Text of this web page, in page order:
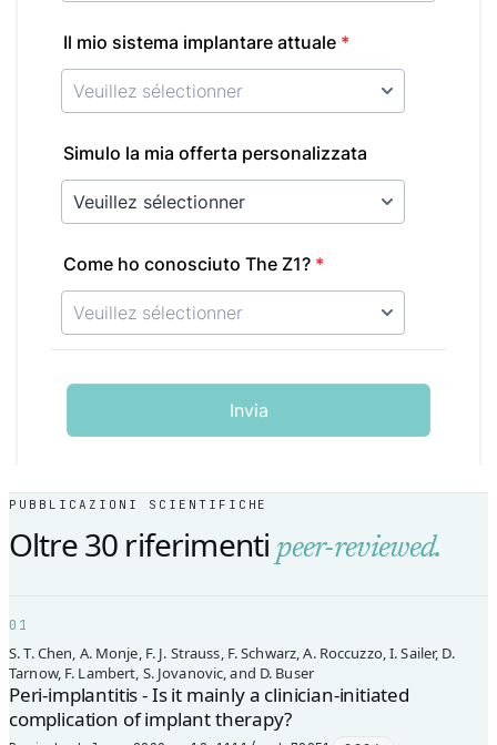
PUBBLICAZIONI SCIENTIFICHE
Oltre 30 riferimenti peer-reviewed.
01
S. T. Chen, A. Monje, F. J. Strauss, F. Schwarz, A. Roccuzzo, I. Sailer, D.
Tarnow, F. Lambert, S. Jovanovic, and D. Buser
Peri-implantitis - Is it mainly a clinician-initiated
complication of implant therapy?